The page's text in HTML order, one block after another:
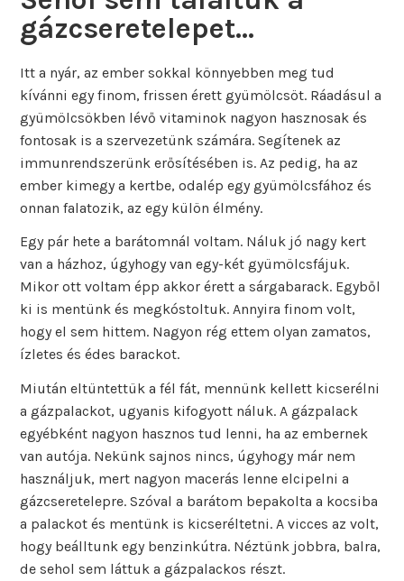
gázcseretelepet…
Itt a nyár, az ember sokkal könnyebben meg tud
kívánni egy finom, frissen érett gyümölcsöt. Ráadásul a
gyümölcsökben lévő vitaminok nagyon hasznosak és
fontosak is a szervezetünk számára. Segítenek az
immunrendszerünk erősítésében is. Az pedig, ha az
ember kimegy a kertbe, odalép egy gyümölcsfához és
onnan falatozik, az egy külön élmény.
Egy pár hete a barátomnál voltam. Náluk jó nagy kert
van a házhoz, úgyhogy van egy-két gyümölcsfájuk.
Mikor ott voltam épp akkor érett a sárgabarack. Egyből
ki is mentünk és megkóstoltuk. Annyira finom volt,
hogy el sem hittem. Nagyon rég ettem olyan zamatos,
ízletes és édes barackot.
Miután eltüntettük a fél fát, mennünk kellett kicserélni
a gázpalackot, ugyanis kifogyott náluk. A gázpalack
egyébként nagyon hasznos tud lenni, ha az embernek
van autója. Nekünk sajnos nincs, úgyhogy már nem
használjuk, mert nagyon macerás lenne elcipelni a
gázcseretelepre. Szóval a barátom bepakolta a kocsiba
a palackot és mentünk is kicseréltetni. A vicces az volt,
hogy beálltunk egy benzinkútra. Néztünk jobbra, balra,
de sehol sem láttuk a gázpalackos részt.